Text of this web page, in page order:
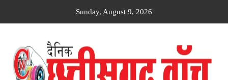
Sunday, August 9, 2026